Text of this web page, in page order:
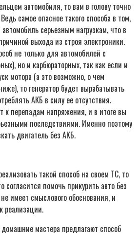
автомобиля, то вам в голову точно
самое опасное такого способа в том,
серьезным нагрузкам, что в
выхода из строя электроники.
не только для автомобилей с
но и карбюраторных, так как если и
мотора (а это возможно, о чем
то генератор будет вырабатывать
АКБ в силу ее отсутствия.
к перепадам напряжения, и в итоге вы
последствиями. Именно поэтому
двигатель без АКБ.
такой способ на своем ТС, то
согласится помочь прикурить авто без
имеет смыслового обоснования, и
реализации.
мастера предлагают способ